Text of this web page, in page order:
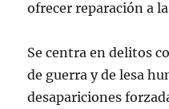
ofrecer reparación a
Se centra en delitos
de guerra y de lesa
desapariciones